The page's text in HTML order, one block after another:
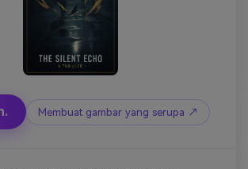
tipografi bersih gaya sampul resolusi
Membuat gambar yang serupa ↗